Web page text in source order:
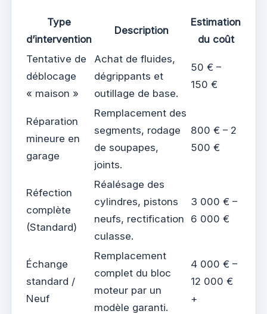
Type
d’intervention
Description
Estimation
du coût
Tentative de
déblocage
« maison »
Achat de fluides,
dégrippants et
outillage de base.
50 € –
150 €
Réparation
mineure en
garage
Remplacement des
segments, rodage
de soupapes,
joints.
800 € – 2
500 €
Réfection
complète
(Standard)
Réalésage des
cylindres, pistons
neufs, rectification
culasse.
3 000 € –
6 000 €
Échange
standard /
Neuf
Remplacement
complet du bloc
moteur par un
modèle garanti.
4 000 € –
12 000 €
+